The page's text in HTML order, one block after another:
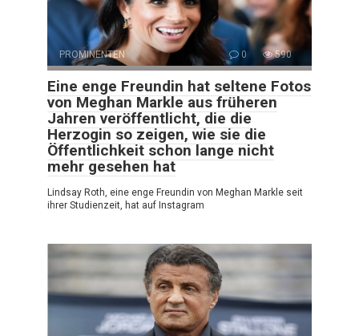
PROMINENTEN 0 590
Eine enge Freundin hat seltene Fotos
von Meghan Markle aus früheren
Jahren veröffentlicht, die die
Herzogin so zeigen, wie sie die
Öffentlichkeit schon lange nicht
mehr gesehen hat
Lindsay Roth, eine enge Freundin von Meghan Markle seit
ihrer Studienzeit, hat auf Instagram